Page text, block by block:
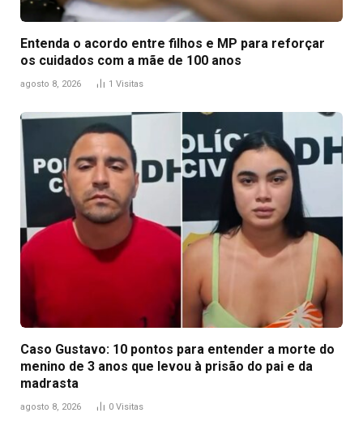
Entenda o acordo entre filhos e MP para reforçar
os cuidados com a mãe de 100 anos
agosto 8, 2026 1 Visitas
Caso Gustavo: 10 pontos para entender a morte do
menino de 3 anos que levou à prisão do pai e da
madrasta
agosto 8, 2026 0 Visitas